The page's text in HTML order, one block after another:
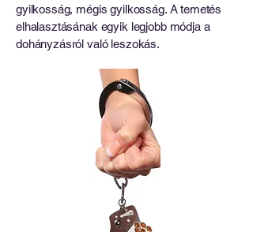
gyilkosság, mégis gyilkosság. A temetés
elhalasztásának egyik legjobb módja a
dohányzásról való leszokás.